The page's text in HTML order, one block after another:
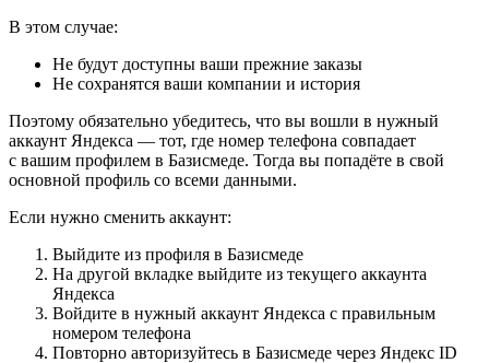
В этом случае:
Не будут доступны ваши прежние заказы
Не сохранятся ваши компании и история
Поэтому обязательно убедитесь, что вы вошли в нужный
аккаунт Яндекса — тот, где номер телефона совпадает
с вашим профилем в Базисмеде. Тогда вы попадёте в свой
основной профиль со всеми данными.
Если нужно сменить аккаунт:
Выйдите из профиля в Базисмеде
На другой вкладке выйдите из текущего аккаунта
Яндекса
Войдите в нужный аккаунт Яндекса с правильным
номером телефона
Повторно авторизуйтесь в Базисмеде через Яндекс ID